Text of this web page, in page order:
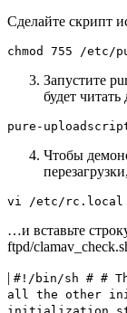
Сделайте скрипт
chmod 755 /etc/
Запустите
будет
pure-
Чтобы
vi /etc/rc.local
…и вставьте
ftpd/
| #!/bin/sh # #
all the other